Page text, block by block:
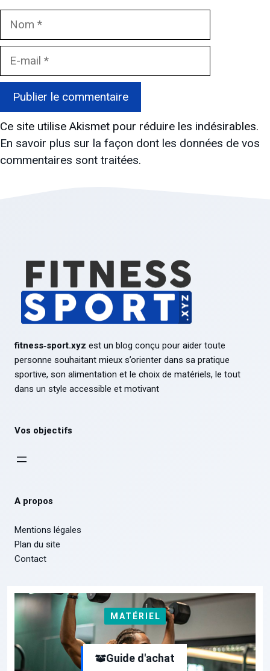
Nom
Ce site utilise Akismet pour réduire les indésirables.
En savoir plus sur la façon dont les données de vos
commentaires sont traitées.
fitness‑sport.xyz est un blog conçu pour aider toute
personne souhaitant mieux s’orienter dans sa pratique
sportive, son alimentation et le choix de matériels, le tout
dans un style accessible et motivant
Vos objectifs
A propos
Mentions légales
Plan du site
Contact
MATÉRIEL
Guide d'achat